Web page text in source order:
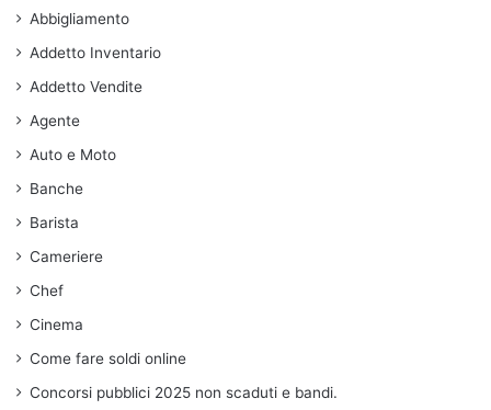
Abbigliamento
Addetto Inventario
Addetto Vendite
Agente
Auto e Moto
Banche
Barista
Cameriere
Chef
Cinema
Come fare soldi online
Concorsi pubblici 2025 non scaduti e bandi.